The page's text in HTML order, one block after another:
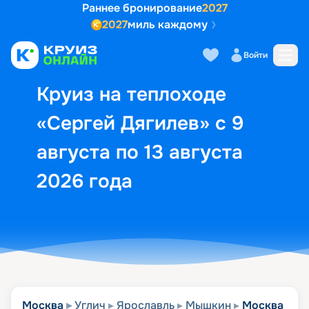
Раннее бронирование2027
2027миль каждому
Войти
Круиз на теплоходе
«Сергей Дягилев» с 9
августа по 13 августа
2026 года
Выбор кают Маршрут и
Москва Углич Ярославль Мышкин Москва